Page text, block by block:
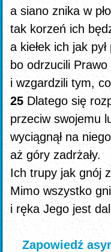
a siano znika w
tak korzeń ich
a kiełek ich jak
bo odrzucili
i wzgardzili tym,
25 Dlatego się
przeciw swojemu
wyciągnął na
aż góry zadrżały.
Ich trupy jak gnój
Mimo wszystko
i ręka Jego jest
Zapowiedź